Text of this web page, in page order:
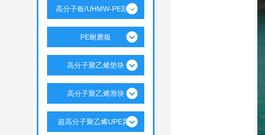
高分子板/UHMW-PE刮板
PE耐磨板
高分子聚乙烯垫块
高分子聚乙烯滑块
超高分子聚乙烯UPE异..